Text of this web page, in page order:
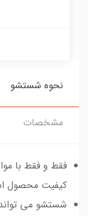
نحوه شستشو
مشخصات
فقط و فقط با
کیفیت محصول
شستشو می